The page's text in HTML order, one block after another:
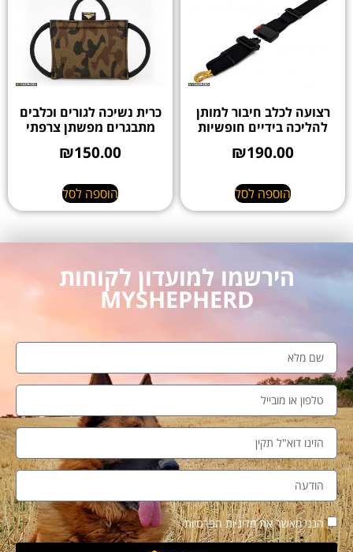
רצועה לכלב חיבור למותן
להליכה בידיים חופשיות
₪190.00
הוספה לסל
כרית נשיכה לגורים וכלבים
מתבגרים מפשתן צרפתי
₪150.00
הוספה לסל
הירשמו למועדון לקוחות
MYSHEPHERD
הנני מאשר את מדיניות הפרטיות